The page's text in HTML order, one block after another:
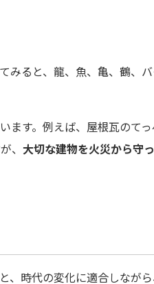
みると、龍、魚、亀、鶴、
ます。例えば、屋根瓦のて
、 大切な建物を火災から守
時代の変化に適合しなが